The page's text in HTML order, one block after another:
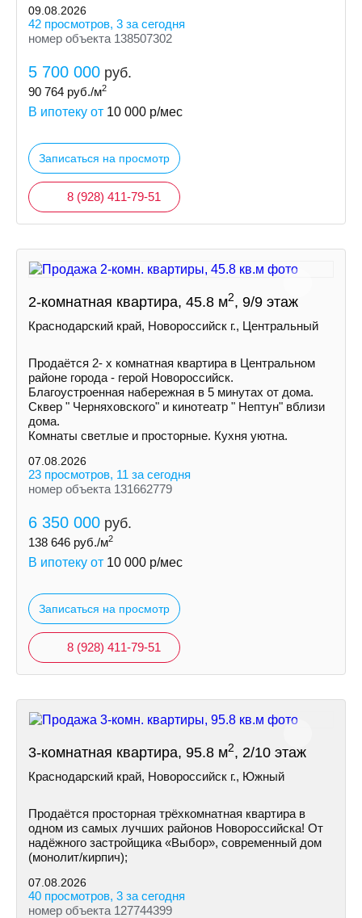
09.08.2026
42 просмотров, 3 за сегодня
номер объекта 138507302
5 700 000 руб.
90 764 руб./м2
В ипотеку от 10 000 р/мес
Записаться на просмотр
8 (928) 411-79-51
2-комнатная квартира, 45.8 м2, 9/9 этаж
Краснодарский край, Новороссийск г., Центральный
Продаётся 2- х комнатная квартира в Центральном
районе города - герой Новороссийск.
Благоустроенная набережная в 5 минутах от дома.
Сквер " Черняховского" и кинотеатр " Нептун" вблизи
дома.
Комнаты светлые и просторные. Кухня уютна.
07.08.2026
23 просмотров, 11 за сегодня
номер объекта 131662779
6 350 000 руб.
138 646 руб./м2
В ипотеку от 10 000 р/мес
Записаться на просмотр
8 (928) 411-79-51
3-комнатная квартира, 95.8 м2, 2/10 этаж
Краснодарский край, Новороссийск г., Южный
Продаётся просторная трёхкомнатная квартира в
одном из самых лучших районов Новороссийска! От
надёжного застройщика «Выбор», современный дом
(монолит/кирпич);
07.08.2026
40 просмотров, 3 за сегодня
номер объекта 127744399